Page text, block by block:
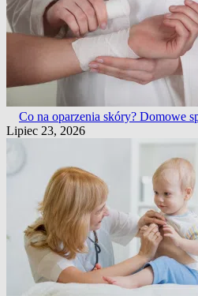
Co na oparzenia skóry? Domowe
Lipiec 23, 2026